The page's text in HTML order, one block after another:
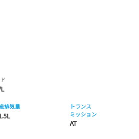
排気量
トランス
ミッション
AT